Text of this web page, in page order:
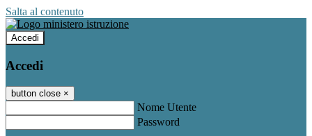
Salta al contenuto
Accedi
Accedi
button close ×
Nome Utente
Password